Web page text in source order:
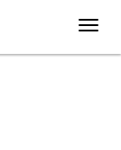
22.04.